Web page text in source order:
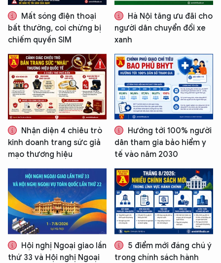
Mất sóng điện thoại
bất thường, coi chừng bị
chiếm quyền SIM
Hà Nội tăng ưu đãi cho
người dân chuyển đổi xe
xanh
Nhận diện 4 chiêu trò
kinh doanh trang sức giả
mạo thương hiệu
Hướng tới 100% người
dân tham gia bảo hiểm y
tế vào năm 2030
Hội nghị Ngoại giao lần
thứ 33 và Hội nghị Ngoại
5 điểm mới đáng chú ý
trong chính sách hành
Hãy hỏi tôi bất kỳ điều gì bạn cần biết về
An Ninh Thủ Đô nhé. Tôi sẵn sàng hỗ trợ!